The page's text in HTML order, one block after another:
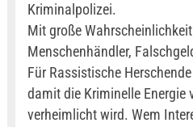
Kriminalpolizei.
Mit große
Menschenhändler,
Für Rassistische
damit die Kriminelle
verheimlicht wird. Wem